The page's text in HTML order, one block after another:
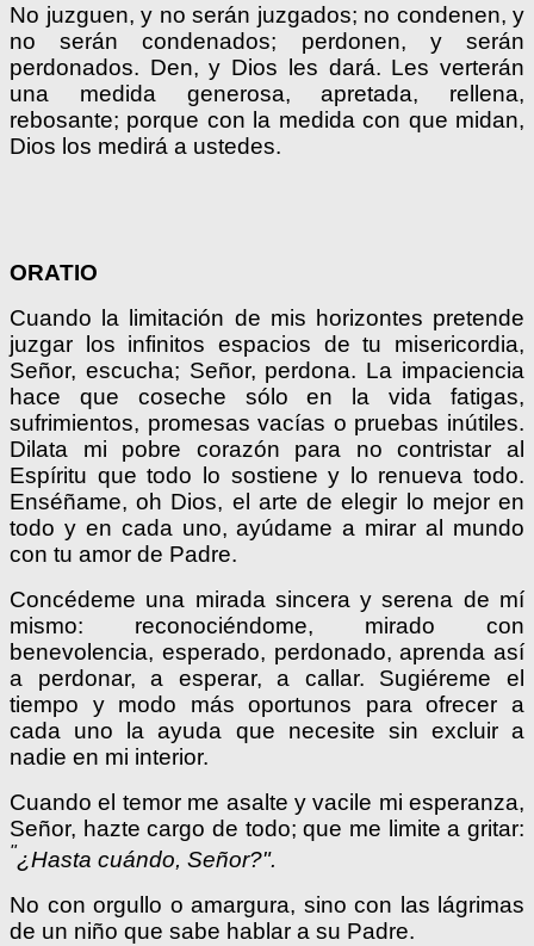
No juzguen, y no serán juzgados; no condenen, y
no serán condenados; perdonen, y serán
perdonados. Den, y Dios les dará. Les verterán
una medida generosa, apretada, rellena,
rebosante; porque con la medida con que midan,
Dios los medirá a ustedes.
ORATIO
Cuando la limitación de mis horizontes pretende
juzgar los infinitos espacios de tu misericordia,
Señor, escucha; Señor, perdona. La impaciencia
hace que coseche sólo en la vida fatigas,
sufrimientos, promesas vacías o pruebas inútiles.
Dilata mi pobre corazón para no contristar al
Espíritu que todo lo sostiene y lo renueva todo.
Enséñame, oh Dios, el arte de elegir lo mejor en
todo y en cada uno, ayúdame a mirar al mundo
con tu amor de Padre.
Concédeme una mirada sincera y serena de mí
mismo: reconociéndome, mirado con
benevolencia, esperado, perdonado, aprenda así
a perdonar, a esperar, a callar. Sugiéreme el
tiempo y modo más oportunos para ofrecer a
cada uno la ayuda que necesite sin excluir a
nadie en mi interior.
Cuando el temor me asalte y vacile mi esperanza,
Señor, hazte cargo de todo; que me limite a gritar:
"¿Hasta cuándo, Señor?".
No con orgullo o amargura, sino con las lágrimas
de un niño que sabe hablar a su Padre.